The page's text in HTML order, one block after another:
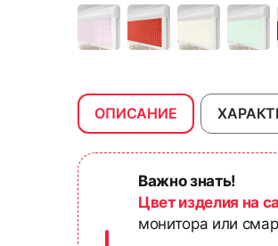
ОПИСАНИЕ
Важно знать!
Цвет изделия на
монитора или